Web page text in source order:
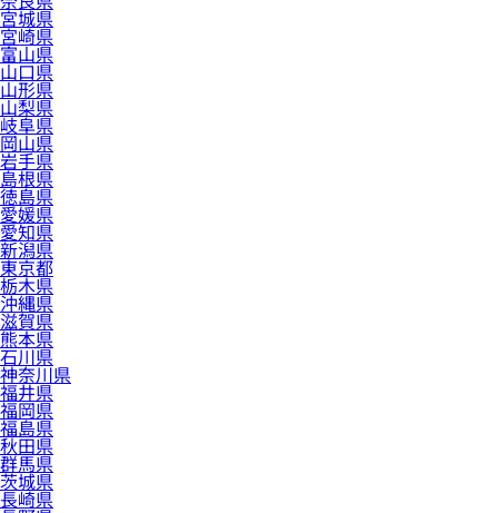
宮城県
宮崎県
富山県
山口県
山形県
山梨県
岐阜県
岡山県
岩手県
島根県
徳島県
愛媛県
愛知県
新潟県
東京都
栃木県
沖縄県
滋賀県
熊本県
石川県
神奈川県
福井県
福岡県
福島県
秋田県
群馬県
茨城県
長崎県